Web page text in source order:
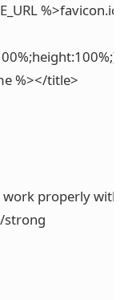
%></title>
work properly
strong